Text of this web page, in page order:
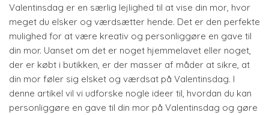
Valentinsdag er en særlig lejlighed til at vise din mor, hvor
meget du elsker og værdsætter hende. Det er den perfekte
mulighed for at være kreativ og personliggøre en gave til
din mor. Uanset om det er noget hjemmelavet eller noget,
der er købt i butikken, er der masser af måder at sikre, at
din mor føler sig elsket og værdsat på Valentinsdag. I
denne artikel vil vi udforske nogle ideer til, hvordan du kan
personliggøre en gave til din mor på Valentinsdag og gøre